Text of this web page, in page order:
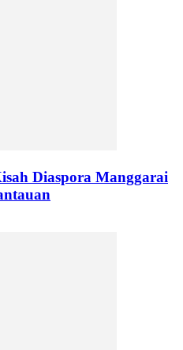
Diaspora Manggarai